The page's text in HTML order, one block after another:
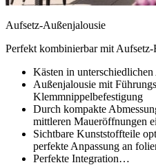
Aufsetz-Außenjalousie
Perfekt kombinierbar mit Aufsetz-
Kästen in
Außenjalousie mit
Klemmnippelbefestigung
Durch kompakte
mittleren Maueröffnungen
Sichtbare Kunststoffteile
perfekte Anpassung an
Perfekte Integration…